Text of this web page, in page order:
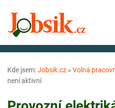
Kde jsem:Jobsik.cz » Volná
není aktivní